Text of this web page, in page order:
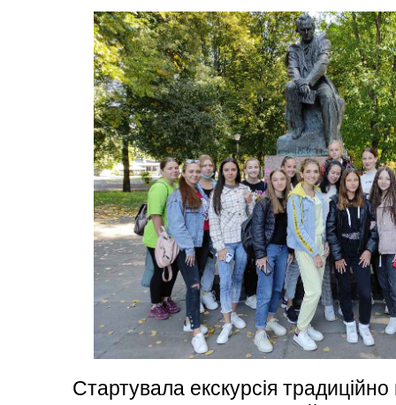
Стартувала екскурсія традиційно